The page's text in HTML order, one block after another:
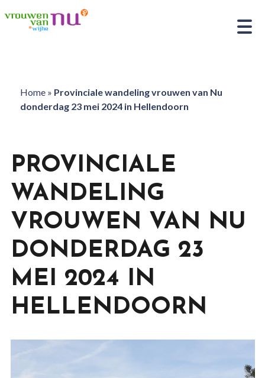
Home» Provinciale wandeling vrouwen van Nu
donderdag 23 mei 2024 in Hellendoorn
PROVINCIALE
WANDELING
VROUWEN VAN NU
DONDERDAG 23
MEI 2024 IN
HELLENDOORN